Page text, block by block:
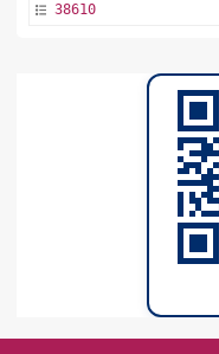
38610
Dibolehkan
Bolehkah
khusus untuk
mengendor